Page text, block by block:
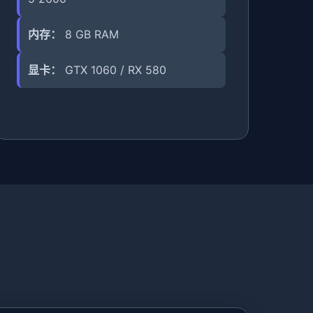
内存： 8 GB RAM
显卡： GTX 1060 / RX 580